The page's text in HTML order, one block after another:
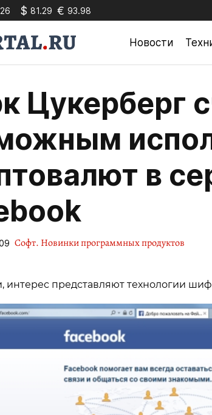
$ 81.29 € 93.98
Новости
Цукерберг
в
Софт. Новинки программных продуктов
интерес представляют технологии